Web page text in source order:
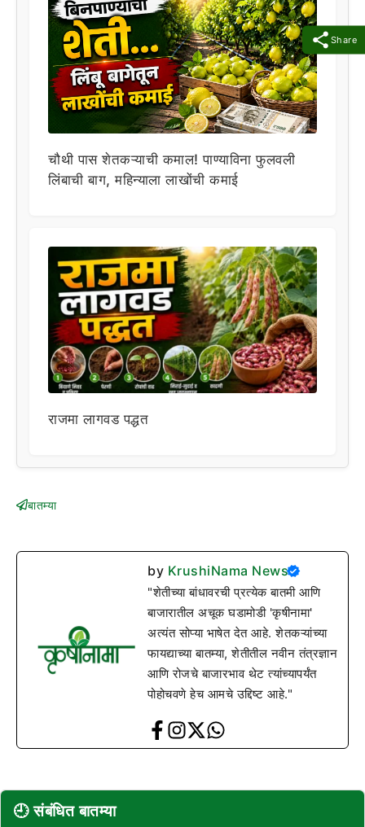
Share
चौथी पास शेतकऱ्याची कमाल! पाण्याविना फुलवली
लिंबाची बाग, महिन्याला लाखोंची कमाई
राजमा लागवड पद्धत
बातम्या
by KrushiNama News
"शेतीच्या बांधावरची प्रत्येक बातमी आणि
बाजारातील अचूक घडामोडी 'कृषीनामा'
अत्यंत सोप्या भाषेत देत आहे. शेतकऱ्यांच्या
फायद्याच्या बातम्या, शेतीतील नवीन तंत्रज्ञान
आणि रोजचे बाजारभाव थेट त्यांच्यापर्यंत
पोहोचवणे हेच आमचे उद्दिष्ट आहे."
🕘 संबंधित बातम्या